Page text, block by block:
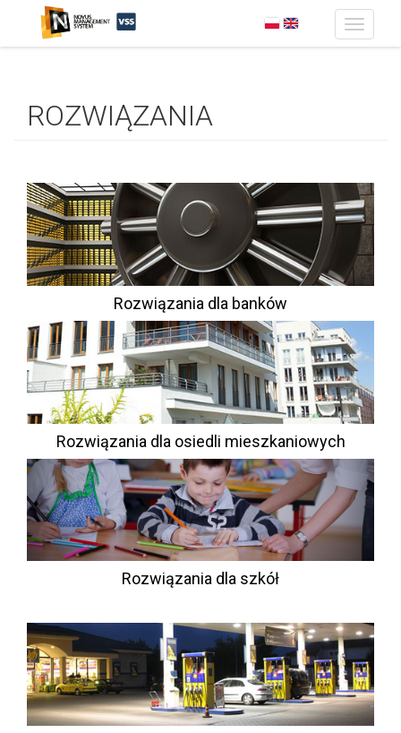
Toggle
ROZWIĄZANIA
Rozwiązania dla banków
Rozwiązania dla osiedli mieszkaniowych
Rozwiązania dla szkół